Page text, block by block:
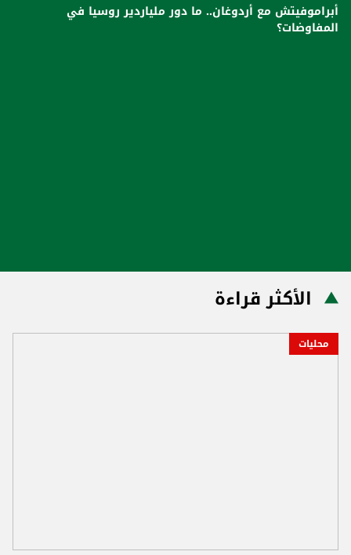
أبراموفيتش مع أردوغان.. ما دور ملياردير روسيا في
المفاوضات؟
الأكثر قراءة
محليات